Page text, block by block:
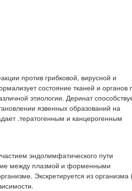
против грибковой, вирусной и
состояние тканей и органов
этиологии. Деринат
язвенных образований на
.тератогенным и канцерогенным
эндолимфатического пути
между плазмой и форменными
Экскретируется из организма